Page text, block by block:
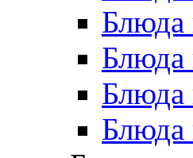
Блюда
Блюда
Блюда
Блюда